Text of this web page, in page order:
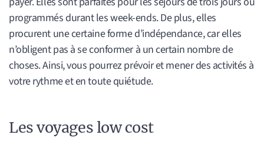
programmés durant les week-ends. De plus, elles
procurent une certaine forme d’indépendance, car elles
n’obligent pas à se conformer à un certain nombre de
choses. Ainsi, vous pourrez prévoir et mener des activités à
votre rythme et en toute quiétude.
Les voyages low cost